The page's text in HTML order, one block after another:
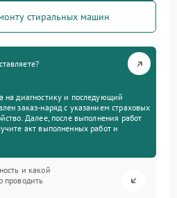
стиральных машин
на диагностику и последующий
заказ-наряд с указанием страховых
Далее, после выполнения работ
акт выполненных работ и
и какой
проводить